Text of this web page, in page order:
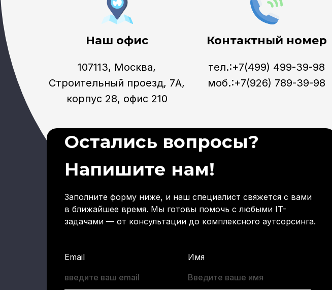
Email Имя
Остались вопросы?
Напишите нам!
Заполните форму ниже, и наш специалист свяжется с вами
в ближайшее время. Мы готовы помочь с любыми IT-
задачами — от консультации до комплексного аутсорсинга.
Наш офис
107113, Москва,
Строительный проезд, 7А,
корпус 28, офис 210
Контактный номер
тел.:+7(499) 499-39-98
моб.:+7(926) 789-39-98